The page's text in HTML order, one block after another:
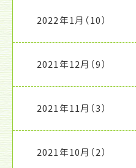
2022年1月 （10）
2021年12月 （9）
2021年11月 （3）
2021年10月 （2）